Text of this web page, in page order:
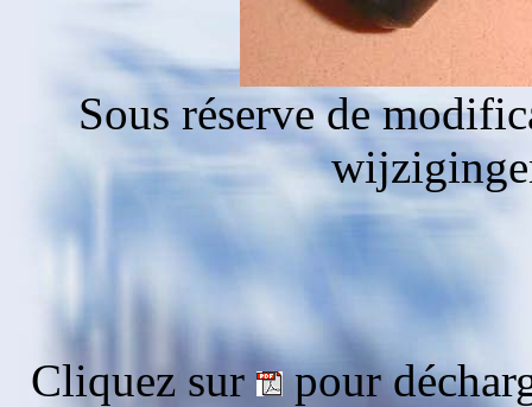
Sous réserve de
Cliquez sur
pour